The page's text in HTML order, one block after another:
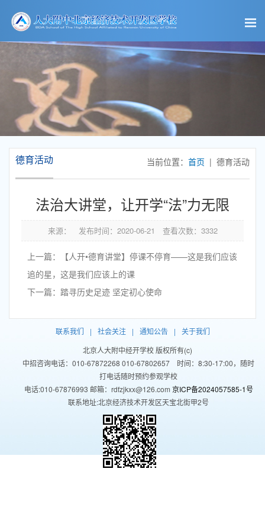
德育活动 当前位置： 首页 | 德育活动
法治大讲堂，让开学“法”力无限
来源： 发布时间： 2020-06-21 查看次数： 3332
上一篇：【人开•德育讲堂】停课不停育——这是我们应该
追的星，这是我们应该上的课
下一篇：踏寻历史足迹 坚定初心使命
联系我们 | 社会关注 | 通知公告 |
关于我们
北京人大附中经开学校 版权所有(c)
中招咨询电话：010-67872268 010-67802657 时间：8:30-17:00，随时
打电话随时预约参观学校
电话:010-67876993 邮箱：rdfzjkxx@126.com 京ICP备2024057585-1号
联系地址:北京经济技术开发区天宝北街甲2号